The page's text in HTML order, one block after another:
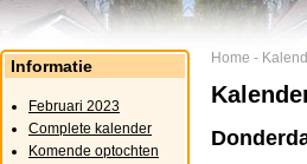
Home -
Informatie
Februari 2023
Complete kalender
Komende optochten